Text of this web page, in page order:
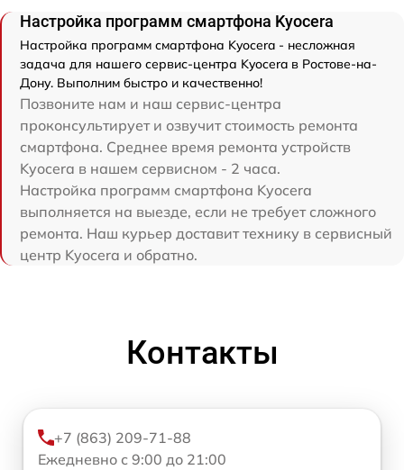
Настройка программ смартфона Kyocera
Настройка программ смартфона Kyocera - несложная
задача для нашего сервис-центра Kyocera в Ростове-на-
Дону. Выполним быстро и качественно!
Позвоните нам и наш сервис-центра
проконсультирует и озвучит стоимость ремонта
смартфона. Среднее время ремонта устройств
Kyocera в нашем сервисном - 2 часа.
Настройка программ смартфона Kyocera
выполняется на выезде, если не требует сложного
ремонта. Наш курьер доставит технику в сервисный
центр Kyocera и обратно.
Контакты
+7 (863) 209-71-88
Ежедневно с 9:00 до 21:00